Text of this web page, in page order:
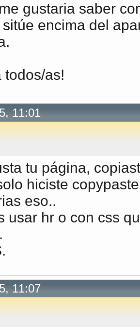
gustaria saber
encima del
todos/as!
11:01
tu página,
hiciste
eso..
usar hr o con css
11:07